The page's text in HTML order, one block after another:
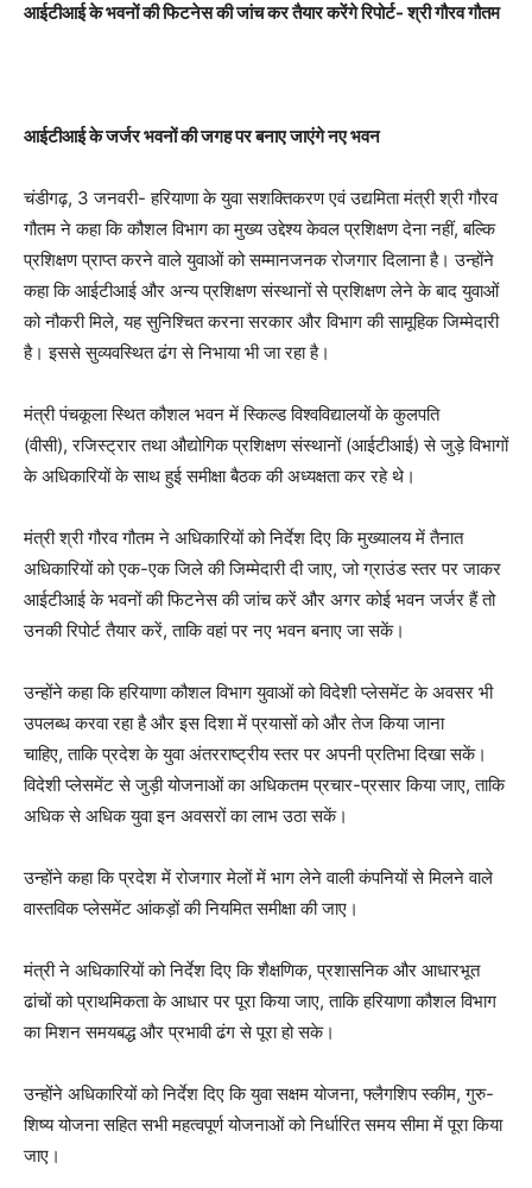
आईटीआई के भवनों की फिटनेस की जांच कर तैयार करेंगे रिपोर्ट- श्री गौरव गौतम
आईटीआई के जर्जर भवनों की जगह पर बनाए जाएंगे नए भवन
चंडीगढ़, 3 जनवरी- हरियाणा के युवा सशक्तिकरण एवं उद्यमिता मंत्री श्री गौरव
गौतम ने कहा कि कौशल विभाग का मुख्य उद्देश्य केवल प्रशिक्षण देना नहीं, बल्कि
प्रशिक्षण प्राप्त करने वाले युवाओं को सम्मानजनक रोजगार दिलाना है। उन्होंने
कहा कि आईटीआई और अन्य प्रशिक्षण संस्थानों से प्रशिक्षण लेने के बाद युवाओं
को नौकरी मिले, यह सुनिश्चित करना सरकार और विभाग की सामूहिक जिम्मेदारी
है। इससे सुव्यवस्थित ढंग से निभाया भी जा रहा है।
मंत्री पंचकूला स्थित कौशल भवन में स्किल्ड विश्वविद्यालयों के कुलपति
(वीसी), रजिस्ट्रार तथा औद्योगिक प्रशिक्षण संस्थानों (आईटीआई) से जुड़े विभागों
के अधिकारियों के साथ हुई समीक्षा बैठक की अध्यक्षता कर रहे थे।
मंत्री श्री गौरव गौतम ने अधिकारियों को निर्देश दिए कि मुख्यालय में तैनात
अधिकारियों को एक-एक जिले की जिम्मेदारी दी जाए, जो ग्राउंड स्तर पर जाकर
आईटीआई के भवनों की फिटनेस की जांच करें और अगर कोई भवन जर्जर हैं तो
उनकी रिपोर्ट तैयार करें, ताकि वहां पर नए भवन बनाए जा सकें।
उन्होंने कहा कि हरियाणा कौशल विभाग युवाओं को विदेशी प्लेसमेंट के अवसर भी
उपलब्ध करवा रहा है और इस दिशा में प्रयासों को और तेज किया जाना
चाहिए, ताकि प्रदेश के युवा अंतरराष्ट्रीय स्तर पर अपनी प्रतिभा दिखा सकें।
विदेशी प्लेसमेंट से जुड़ी योजनाओं का अधिकतम प्रचार-प्रसार किया जाए, ताकि
अधिक से अधिक युवा इन अवसरों का लाभ उठा सकें।
उन्होंने कहा कि प्रदेश में रोजगार मेलों में भाग लेने वाली कंपनियों से मिलने वाले
वास्तविक प्लेसमेंट आंकड़ों की नियमित समीक्षा की जाए।
मंत्री ने अधिकारियों को निर्देश दिए कि शैक्षणिक, प्रशासनिक और आधारभूत
ढांचों को प्राथमिकता के आधार पर पूरा किया जाए, ताकि हरियाणा कौशल विभाग
का मिशन समयबद्ध और प्रभावी ढंग से पूरा हो सके।
उन्होंने अधिकारियों को निर्देश दिए कि युवा सक्षम योजना, फ्लैगशिप स्कीम, गुरु-
शिष्य योजना सहित सभी महत्वपूर्ण योजनाओं को निर्धारित समय सीमा में पूरा किया
जाए।